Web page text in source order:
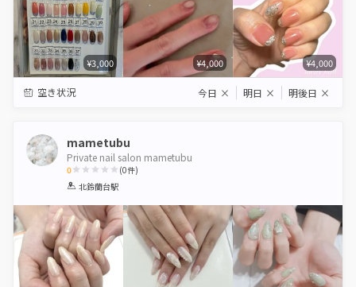
¥3,000 ¥4,000 ¥4,000
空き状況 今日 × 明日 × 明後日 ×
mametubu
Private nail salon mametubu
0
1 2 3 4 5
(0件)
北鈴蘭台駅